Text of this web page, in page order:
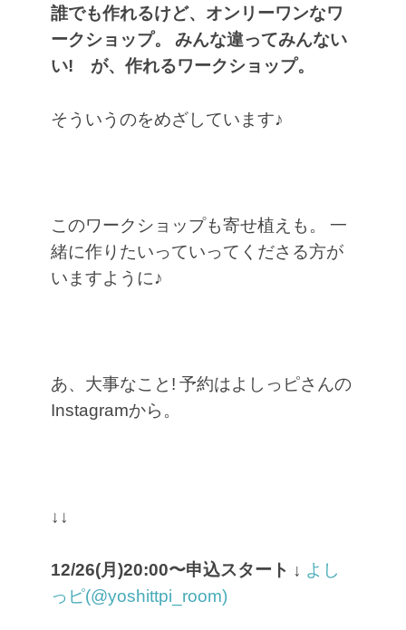
誰でも作れるけど、オンリーワンなワ
ークショップ。
みんな違ってみんない
い! が、作れるワークショップ。
そういうのをめざしています♪
このワークショップも寄せ植えも。
一
緒に作りたいっていってくださる方が
いますように♪
あ、大事なこと! 予約はよしっピさんの
Instagramから。
↓↓
12/26(月)20:00〜申込スタート ↓ よし
っピ(@yoshittpi_room)